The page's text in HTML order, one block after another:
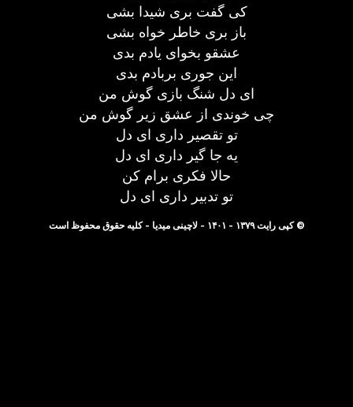
کی گفت بری شیدا بشی
باز بری خاطر خواه بشی
عشقو بخوای یادم بدی
این جوری بربادم بدی
ای دل شنگ بازی گوش من
چی خوندی از عشق زیر گوش من
تو تقصیر داری ای دل
یه جا گیر داری ای دل
حالا فکری برام کن
تو تدبیر داری ای دل
© کپی رایت ۱۳۷۹ - ۱۴۰۱ - لاچینی میدیا - کلیه حقوق محفوظ است